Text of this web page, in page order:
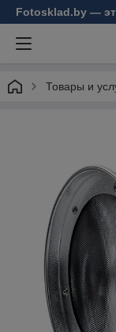
Fotosklad.by —
Товары и